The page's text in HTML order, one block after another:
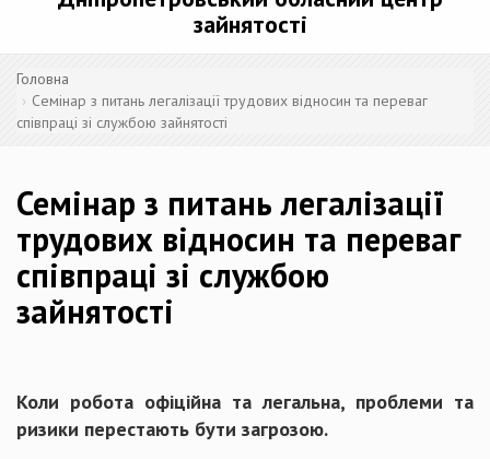
зайнятості
Головна
Семінар з питань легалізації трудових відносин та переваг
співпраці зі службою зайнятості
Семінар з питань легалізації
трудових відносин та переваг
співпраці зі службою
зайнятості
Коли робота офіційна та легальна, проблеми та
ризики перестають бути загрозою.